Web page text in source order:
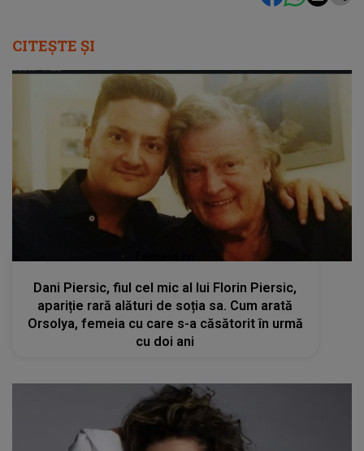
CITEȘTE ȘI
Dani Piersic, fiul cel mic al lui Florin Piersic,
apariție rară alături de soția sa. Cum arată
Orsolya, femeia cu care s-a căsătorit în urmă
cu doi ani